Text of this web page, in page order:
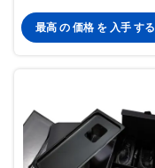
最高 の 価格 を 入手 する